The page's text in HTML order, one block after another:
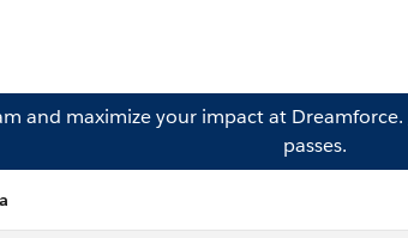
and maximize your impact at Dreamforce.
passes.